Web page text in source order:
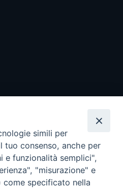
simili per
tuo consenso, anche per
e funzionalità semplici",
"misurazione" e
specificato nella